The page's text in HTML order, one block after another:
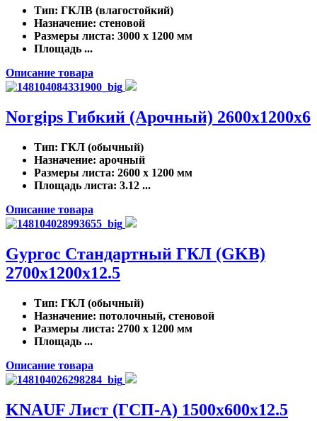
Тип: ГКЛВ (влагостойкий)
Назначение: стеновой
Размеры листа: 3000 x 1200 мм
Площадь ...
Описание товара
Norgips Гибкий (Арочный) 2600x1200x6
Тип: ГКЛ (обычный)
Назначение: арочный
Размеры листа: 2600 x 1200 мм
Площадь листа: 3.12 ...
Описание товара
Gyproc Стандартный ГКЛ (GKB)
2700x1200x12.5
Тип: ГКЛ (обычный)
Назначение: потолочный, стеновой
Размеры листа: 2700 x 1200 мм
Площадь ...
Описание товара
KNAUF Лист (ГСП-А) 1500x600x12.5